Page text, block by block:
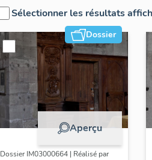
Sélectionner les résultats
Dossier
Aperçu
Dossier IM03000664 | Réalisé par